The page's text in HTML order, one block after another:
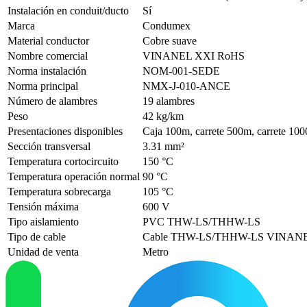
Instalación en conduit/ducto
Sí
Marca
Condumex
Material conductor
Cobre suave
Nombre comercial
VINANEL XXI RoHS
Norma instalación
NOM-001-SEDE
Norma principal
NMX-J-010-ANCE
Número de alambres
19 alambres
Peso
42 kg/km
Presentaciones disponibles
Caja 100m, carrete 500m, carrete
Sección transversal
3.31 mm²
Temperatura cortocircuito
150 °C
Temperatura operación normal 90 °C
Temperatura sobrecarga
105 °C
Tensión máxima
600 V
Tipo aislamiento
PVC THW-LS/THHW-LS
Tipo de cable
Cable THW-LS/THHW-LS
Unidad de venta
Metro